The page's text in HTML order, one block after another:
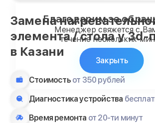
Замена
элемента / стола у 3d-
в Казани
Стоимость от 350 рублей
Диагностика устройства
Время ремонта от 20-ти минут
Благодарим за
Менеджер свяжется с
течение нескольких
Закрыть